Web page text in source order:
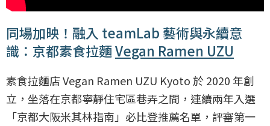
同場加映！融入 teamLab 藝術與永續意
識：京都素食拉麵Vegan Ramen UZU
素食拉麵店 Vegan Ramen UZU Kyoto 於 2020 年創
立，坐落在京都寧靜住宅區巷弄之間，連續兩年入選
「京都大阪米其林指南」必比登推薦名單，評審第一